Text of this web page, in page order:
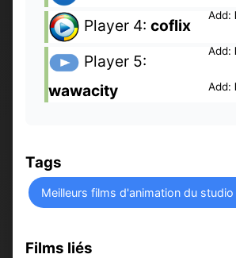
Add:
Player 4: coflix
Add:
Player 5:
wawacity
Add:
Tags
Meilleurs films d'animation du studio
Films liés